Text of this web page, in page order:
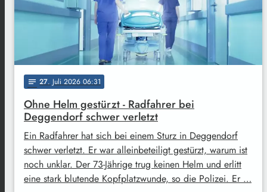
notes 27. Juli 2026 06:31
Ohne Helm gestürzt - Radfahrer bei
Deggendorf schwer verletzt
Ein Radfahrer hat sich bei einem Sturz in Deggendorf
schwer verletzt. Er war alleinbeteiligt gestürzt, warum ist
noch unklar. Der 73-Jährige trug keinen Helm und erlitt
eine stark blutende Kopfplatzwunde, so die Polizei. Er …